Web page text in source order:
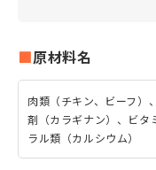
原材料名
肉類（チキン、ビーフ）
剤（カラギナン）、ビタ
ラル類（カルシウム）